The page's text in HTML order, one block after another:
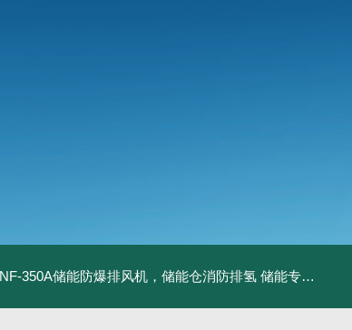
350A储能防爆排风机，储能仓消防排氢 储能专用风机